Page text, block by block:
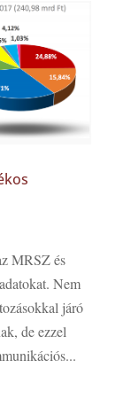
MRSZ és
Nem
járó
de ezzel